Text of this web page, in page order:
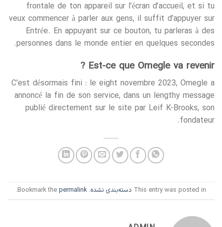
frontale de ton appareil sur l’écran d’accueil, et si tu
veux commencer à parler aux gens, il suffit d’appuyer sur
Entrée. En appuyant sur ce bouton, tu parleras à des
personnes dans le monde entier en quelques secondes.
Est-ce que Omegle va revenir ?
C'est désormais fini : le eight novembre 2023, Omegle a
annoncé la fin de son service, dans un lengthy message
publié directement sur le site par Leif K-Brooks, son
fondateur.
This entry was posted in دسته‌بندی نشده. Bookmark the
permalink
.